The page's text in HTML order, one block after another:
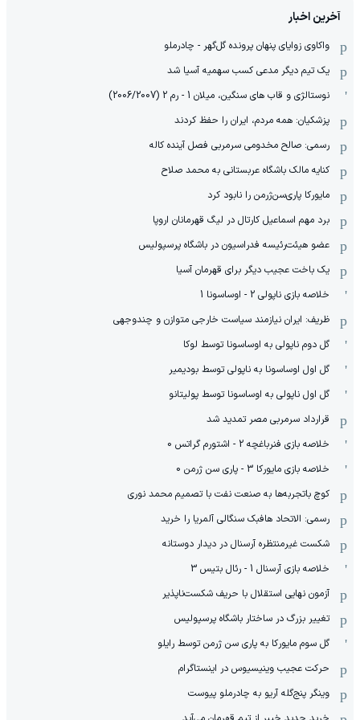
آخرین اخبار
واکاوی زوایای پنهان پرونده گل‌گهر - چادرملو
یک تیم دیگر مدعی کسب سهمیه آسیا شد
نوستالژی و قاب های سنگین، میلان 1 - رم 2 (2006/2007)
پزشکیان: همه مردم، ایران را حفظ کردند
رسمی: صالح مخدومی سرمربی فصل آینده کاله
کنایه مالک باشگاه عربستانی به محمد صلاح
مایورکا پاری‌سن‌ژرمن را نابود کرد
برد مهم اسماعیل کارتال در لیگ قهرمانان اروپا
عضو هیئت‌رئیسه فدراسیون در باشگاه پرسپولیس
یک باخت عجیب دیگر برای قهرمان آسیا
خلاصه بازی ناپولی 2 - اوساسونا 1
ظریف: ایران نیازمند سیاست خارجی متوازن و چندوجهی
گل دوم ناپولی به اوساسونا توسط لوکا
گل اول اوساسونا به ناپولی توسط بودیمیر
گل اول ناپولی به اوساسونا توسط پولیتانو
قرارداد سرمربی مصر تمدید شد
خلاصه بازی فنرباغچه 2 - اشتورم گراتس 0
خلاصه بازی مایورکا 3 - پاری سن ژرمن 0
کوچ باتجربه‌ها به صنعت نفت با تصمیم محمد نوری
رسمی: الاتحاد هافبک سنگالی آلمریا را خرید
شکست غیرمنتظره آرسنال در دیدار دوستانه
خلاصه بازی آرسنال 1 - رئال بتیس 3
آزمون نهایی استقلال با حریف شکست‌ناپذیر
تغییر بزرگ در ساختار باشگاه پرسپولیس
گل سوم مایورکا به پاری سن ژرمن توسط رایلو
حرکت عجیب وینیسیوس در اینستاگرام
وینگر پنج‌گله آریو به چادرملو پیوست